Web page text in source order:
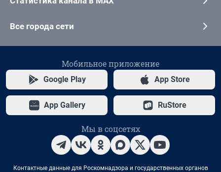
Все города сети
Мобильное приложение
Google Play App Store
App Gallery RuStore
Мы в соцсетях
Контактные данные для Роскомнадзора и государственных органов